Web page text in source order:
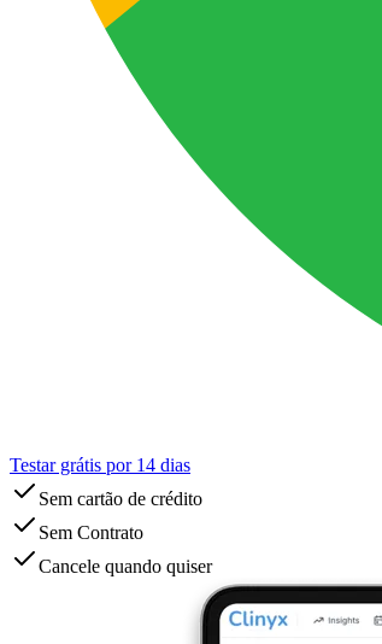
Testar grátis por 14 dias
Sem cartão de crédito
Sem Contrato
Cancele quando quiser